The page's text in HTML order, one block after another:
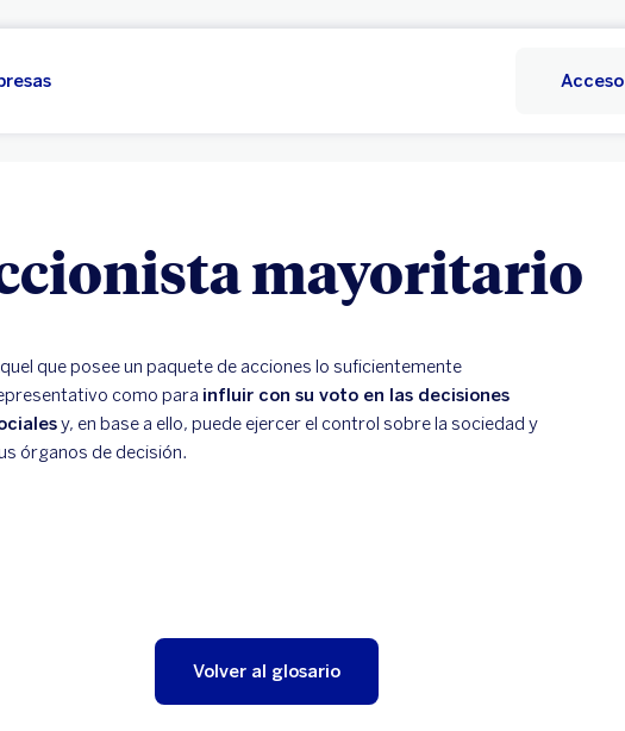
Acceso
mayoritario
que posee un paquete de acciones lo suficientemente
como para influir con su voto en las decisiones
y, en base a ello, puede ejercer el control sobre la sociedad y
órganos de decisión.
Volver al glosario